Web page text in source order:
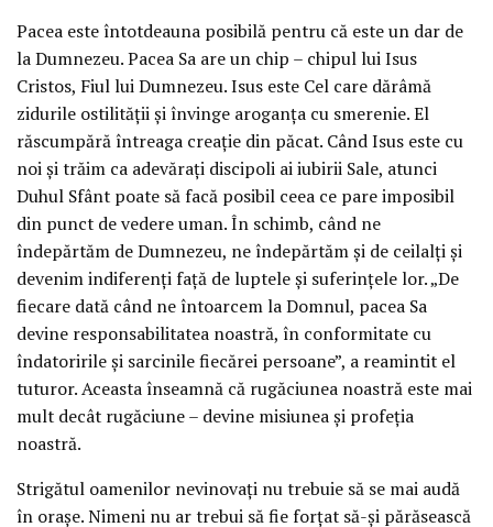
Pacea este întotdeauna posibilă pentru că este un dar de
la Dumnezeu. Pacea Sa are un chip – chipul lui Isus
Cristos, Fiul lui Dumnezeu. Isus este Cel care dărâmă
zidurile ostilității și învinge aroganța cu smerenie. El
răscumpără întreaga creație din păcat. Când Isus este cu
noi și trăim ca adevărați discipoli ai iubirii Sale, atunci
Duhul Sfânt poate să facă posibil ceea ce pare imposibil
din punct de vedere uman. În schimb, când ne
îndepărtăm de Dumnezeu, ne îndepărtăm și de ceilalți și
devenim indiferenți față de luptele și suferințele lor. „De
fiecare dată când ne întoarcem la Domnul, pacea Sa
devine responsabilitatea noastră, în conformitate cu
îndatoririle și sarcinile fiecărei persoane”, a reamintit el
tuturor. Aceasta înseamnă că rugăciunea noastră este mai
mult decât rugăciune – devine misiunea și profeția
noastră.
Strigătul oamenilor nevinovați nu trebuie să se mai audă
în orașe. Nimeni nu ar trebui să fie forțat să-și părăsească